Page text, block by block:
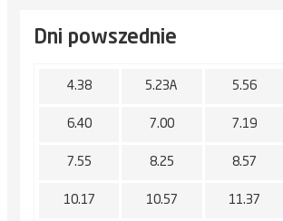
Dni powszednie
4.38 5.23A 5.56
6.40 7.00 7.19
7.55 8.25 8.57
10.17 10.57 11.37